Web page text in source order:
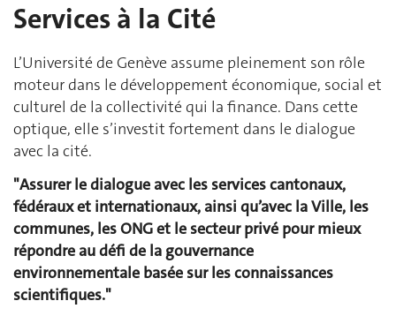
Services à la Cité
L’Université de Genève assume pleinement son rôle
moteur dans le développement économique, social et
culturel de la collectivité qui la finance. Dans cette
optique, elle s’investit fortement dans le dialogue
avec la cité.
"Assurer ledialogue avec les services cantonaux,
fédéraux et internationaux, ainsi qu’avec la Ville, les
communes, les ONG et le secteur privé pour mieux
répondre au défi de la gouvernance
environnementale basée sur les connaissances
scientifiques."